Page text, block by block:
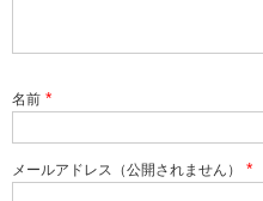
名前 *
メールアドレス（公開されません） *